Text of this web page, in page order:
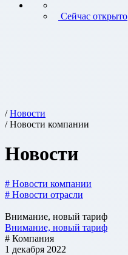
Сейчас открыто
/Новости
/ Новости компании
Новости
# Новости компании
# Новости отрасли
Внимание, новый тариф
Внимание, новый тариф
# Компания
1 декабря 2022